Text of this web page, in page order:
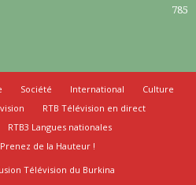
785
Société International
Culture
RTB Télévision en direct
RTB3 Langues nationales
de la Hauteur !
Télévision du Burkina